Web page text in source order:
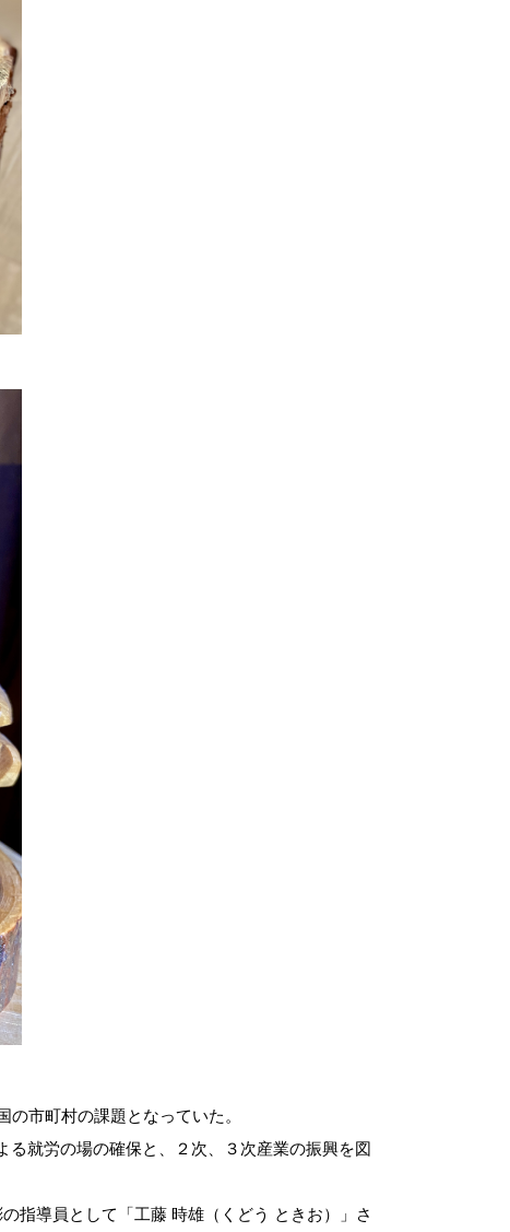
市町村の課題となっていた。
就労の場の確保と、２次、３次産業の振興を図
指導員として「工藤 時雄（くどう ときお）」さ